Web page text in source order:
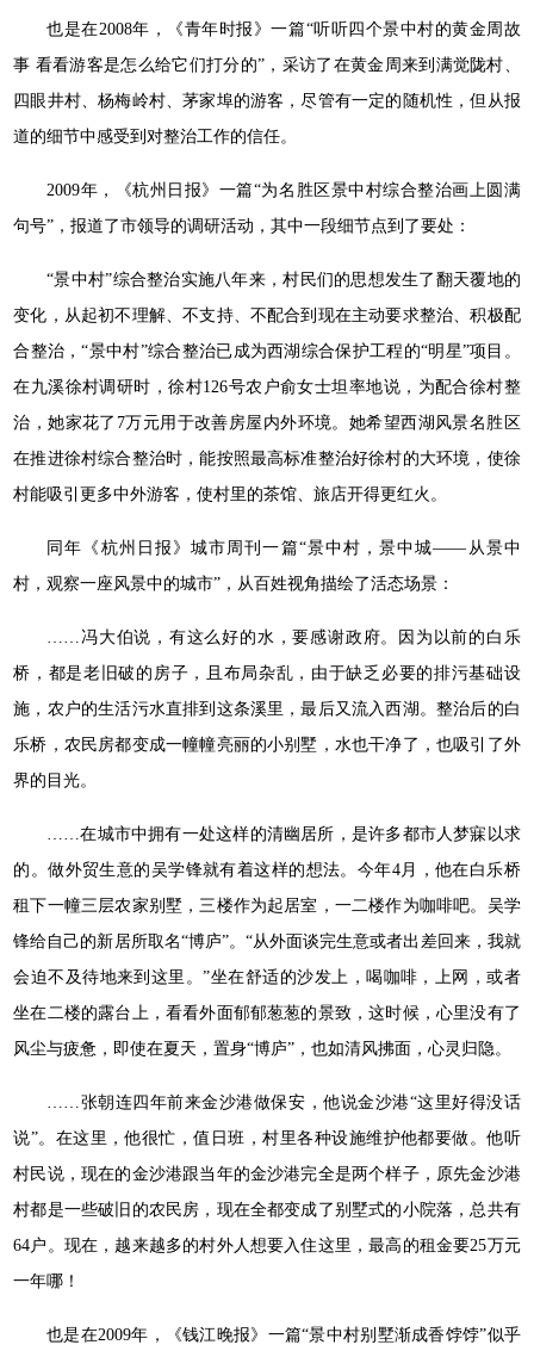
也是在2008年，《青年时报》一篇“听听四个景中村的黄金周故
事 看看游客是怎么给它们打分的”，采访了在黄金周来到满觉陇村、
四眼井村、杨梅岭村、茅家埠的游客，尽管有一定的随机性，但从报
道的细节中感受到对整治工作的信任。
2009年，《杭州日报》一篇“为名胜区景中村综合整治画上圆满
句号”，报道了市领导的调研活动，其中一段细节点到了要处：
“景中村”综合整治实施八年来，村民们的思想发生了翻天覆地的
变化，从起初不理解、不支持、不配合到现在主动要求整治、积极配
合整治，“景中村”综合整治已成为西湖综合保护工程的“明星”项目。
在九溪徐村调研时，徐村126号农户俞女士坦率地说，为配合徐村整
治，她家花了7万元用于改善房屋内外环境。她希望西湖风景名胜区
在推进徐村综合整治时，能按照最高标准整治好徐村的大环境，使徐
村能吸引更多中外游客，使村里的茶馆、旅店开得更红火。
同年《杭州日报》城市周刊一篇“景中村，景中城——从景中
村，观察一座风景中的城市”，从百姓视角描绘了活态场景：
……冯大伯说，有这么好的水，要感谢政府。因为以前的白乐
桥，都是老旧破的房子，且布局杂乱，由于缺乏必要的排污基础设
施，农户的生活污水直排到这条溪里，最后又流入西湖。整治后的白
乐桥，农民房都变成一幢幢亮丽的小别墅，水也干净了，也吸引了外
界的目光。
……在城市中拥有一处这样的清幽居所，是许多都市人梦寐以求
的。做外贸生意的吴学锋就有着这样的想法。今年4月，他在白乐桥
租下一幢三层农家别墅，三楼作为起居室，一二楼作为咖啡吧。吴学
锋给自己的新居所取名“博庐”。“从外面谈完生意或者出差回来，我就
会迫不及待地来到这里。”坐在舒适的沙发上，喝咖啡，上网，或者
坐在二楼的露台上，看看外面郁郁葱葱的景致，这时候，心里没有了
风尘与疲惫，即使在夏天，置身“博庐”，也如清风拂面，心灵归隐。
……张朝连四年前来金沙港做保安，他说金沙港“这里好得没话
说”。在这里，他很忙，值日班，村里各种设施维护他都要做。他听
村民说，现在的金沙港跟当年的金沙港完全是两个样子，原先金沙港
村都是一些破旧的农民房，现在全都变成了别墅式的小院落，总共有
64户。现在，越来越多的村外人想要入住这里，最高的租金要25万元
一年哪！
也是在2009年，《钱江晚报》一篇“景中村别墅渐成香饽饽”似乎